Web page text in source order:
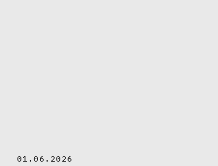
01.06.2026